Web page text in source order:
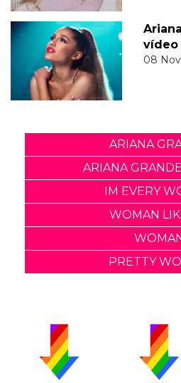
vídeo
08
ARIANA
ARIANA
IM EVERY
WOMAN
PRETTY